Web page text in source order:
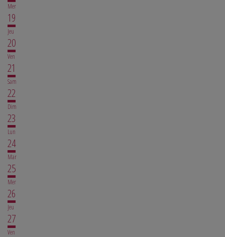
Mer
19
Jeu
20
Ven
21
Sam
22
Dim
23
Lun
24
Mar
25
Mer
26
Jeu
27
Ven